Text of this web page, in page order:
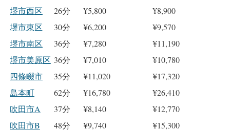
堺市西区
26分 ¥5,800
¥8,900
堺市東区
30分 ¥6,200
¥9,570
堺市南区
36分 ¥7,280
¥11,190
堺市美原区 36分 ¥7,010
¥10,780
四條畷市
35分 ¥11,020
¥17,320
島本町
62分 ¥16,780
¥26,410
吹田市A
37分 ¥8,140
¥12,770
吹田市B
48分 ¥9,740
¥15,300